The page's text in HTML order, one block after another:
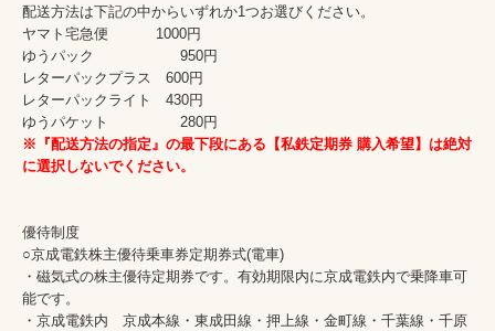
配送方法は下記の中からいずれか1つお選びください。
ヤマト宅急便　　　 1000円
ゆうパック　　　　　　950円
レターパックプラス　600円
レターパックライト　430円
※『配送方法の指定』の最下段にある【私鉄定期券 購入希望】は絶対
に選択しないでください。
優待制度
○京成電鉄株主優待乗車券定期券式(電車)
・磁気式の株主優待定期券です。有効期限内に京成電鉄内で乗降車可
能です。
・京成電鉄内　京成本線・東成田線・押上線・金町線・千葉線・千原